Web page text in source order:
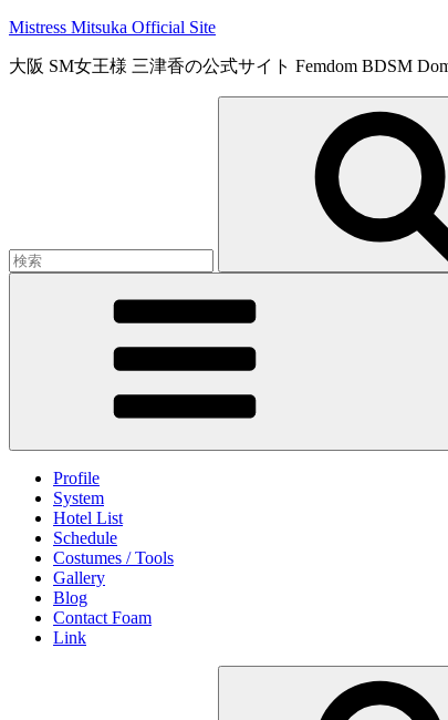
コ
テ
Mistress Mitsuka Official Site
大阪 SM女王様 三津香の公式サイト Femdom BDSM
Profile
System
Hotel List
Schedule
Costumes / Tools
Gallery
Blog
Contact Foam
Link